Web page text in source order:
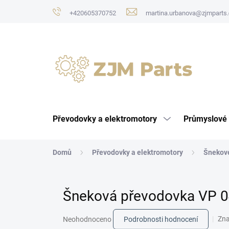
+420605370752
Převodovky a elektromotory
Domů Převodovky a elektromotory
Šneková převodovka VP
hodnocení
Neohodnoceno Podrobnosti hodnocení